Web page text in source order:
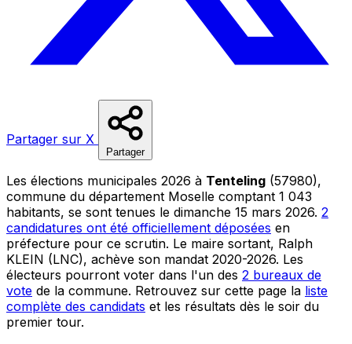
Partager sur X
Partager
Les élections municipales 2026 à Tenteling (57980),
commune du département Moselle comptant 1 043
habitants, se sont tenues le dimanche 15 mars 2026. 2
candidatures ont été officiellement déposées en
préfecture pour ce scrutin. Le maire sortant, Ralph
KLEIN (LNC), achève son mandat 2020-2026. Les
électeurs pourront voter dans l'un des 2 bureaux de
vote de la commune. Retrouvez sur cette page la liste
complète des candidats et les résultats dès le soir du
premier tour.